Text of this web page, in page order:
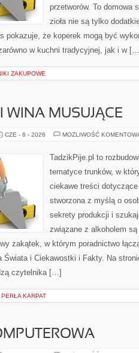
przetworów. To domowa
zioła nie są tylko
pokazuje, że koperek mogą być
w kuchni tradycyjnej, jak i w
ZAKUPOWE
WINA MUSUJĄCE
CZE - 6 - 2026 MOŻLIWOŚĆ
TadzikPije.pl to
tematyce trunków, w
ciekawe treści
stworzona z myślą o
sekrety produkcji i
związane z alkoholem
zakątek, w którym poradnictwo
Świata i Ciekawostki i Fakty. Na
czytelnika […]
PERŁA KARPAT